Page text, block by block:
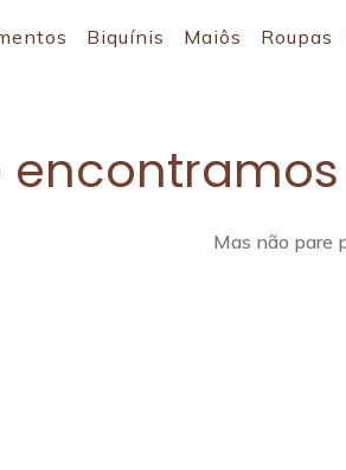
Biquínis Maiôs Roupas
Mas não pare